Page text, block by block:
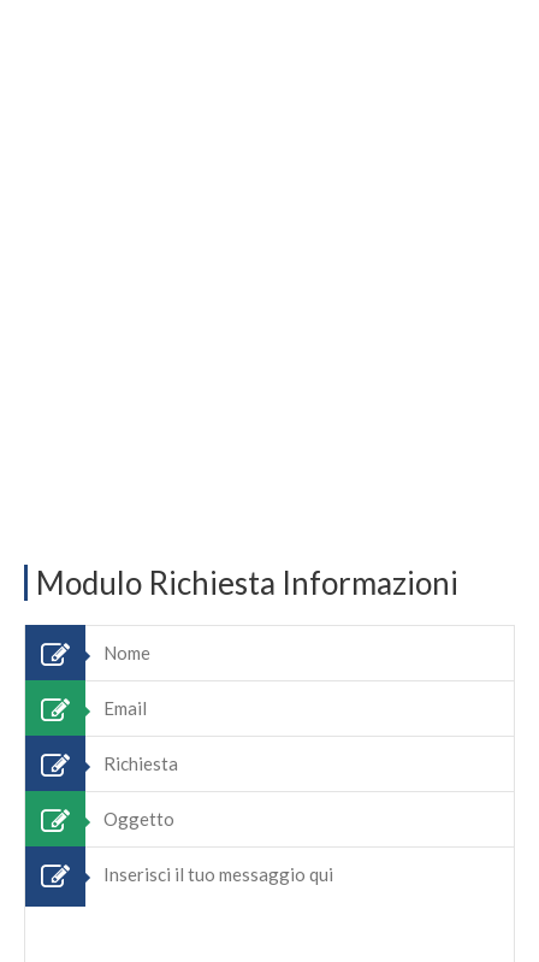
Modulo Richiesta Informazioni